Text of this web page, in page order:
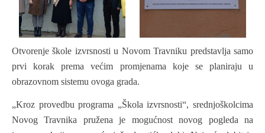
Otvorenje škole izvrsnosti u Novom Travniku predstavlja samo
prvi korak prema većim promjenama koje se planiraju u
obrazovnom sistemu ovoga grada.
„Kroz provedbu programa „Škola izvrsnosti“, srednjoškolcima
Novog Travnika pružena je mogućnost novog pogleda na